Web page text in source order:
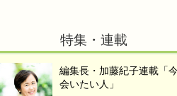
特集・連載
編集長・加藤紀子連載「今
会いたい人」